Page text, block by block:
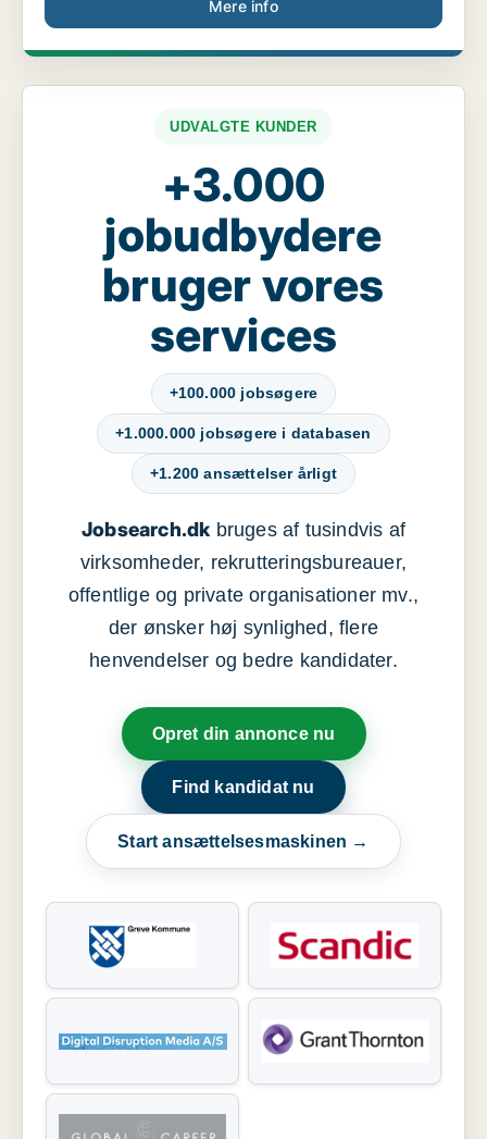
Mere info
UDVALGTE KUNDER
+3.000
jobudbydere
bruger vores
services
+100.000 jobsøgere
+1.000.000 jobsøgere i databasen
+1.200 ansættelser årligt
Jobsearch.dkbruges af tusindvis af
virksomheder, rekrutteringsbureauer,
offentlige og private organisationer mv.,
der ønsker høj synlighed, flere
henvendelser og bedre kandidater.
Opret din annonce nu
Find kandidat nu
Start ansættelsesmaskinen →